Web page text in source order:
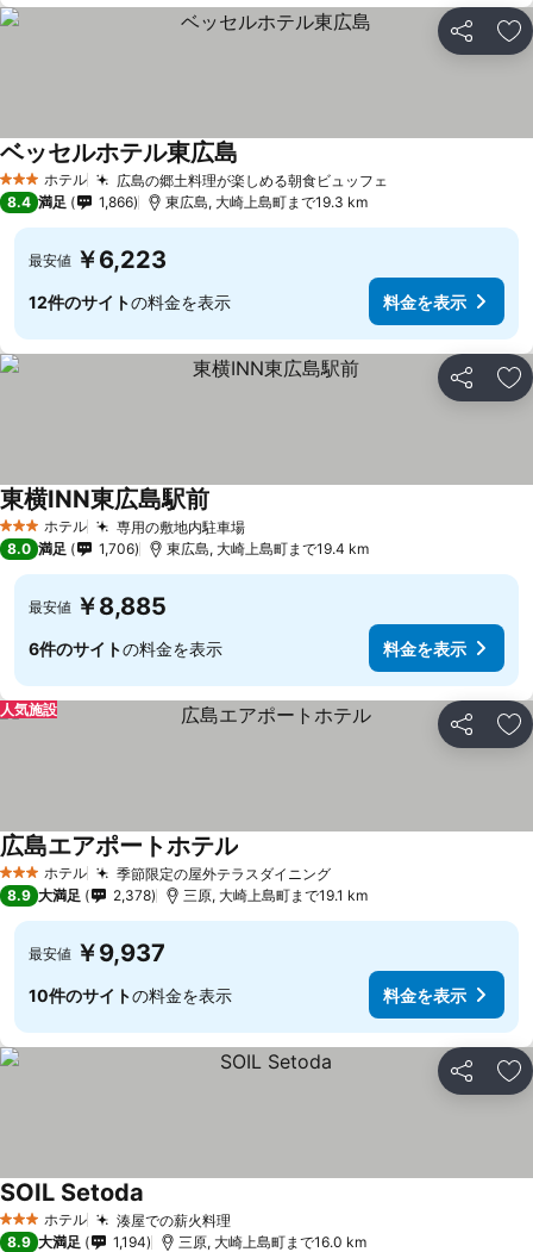
シェア お
3 ホテルのランク
ホテル 広島の郷土料理が楽しめる朝食ビュッフェ
ベッセルホテル東広島
8.4 満足 1,866 東広島, 大崎上島町まで19.3 km
最安値 ￥6,223
12件のサイトの料金を表示 料金を表示
シェア お
3 ホテルのランク
ホテル 専用の敷地内駐車場料金を表示
東横INN東広島駅前
8.0 満足 1,706 東広島, 大崎上島町まで19.4 km
最安値 ￥8,885
6件のサイトの料金を表示 料金を表示
シェア お
人気施設
3 ホテルのランク
ホテル 季節限定の屋外テラスダイニング料金を表示
広島エアポートホテル
8.9 大満足 2,378 三原, 大崎上島町まで19.1 km
最安値 ￥9,937
10件のサイトの料金を表示 料金を表示
シェア お
3 ホテルのランク
ホテル 湊屋での薪火料理料金を表示
SOIL Setoda
8.9 大満足 1,194 三原, 大崎上島町まで16.0 km